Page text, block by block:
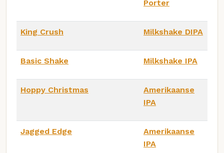
Porter
King Crush Milkshake DIPA
Basic Shake Milkshake IPA
Hoppy Christmas
Amerikaanse
IPA
Jagged Edge
Amerikaanse
IPA